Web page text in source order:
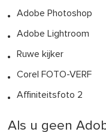
Adobe Photoshop
Adobe Lightroom
Ruwe kijker
Corel FOTO-VERF
Affiniteitsfoto 2
Als u geen